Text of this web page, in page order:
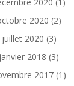
2020 (2)
juillet 2020 (3)
janvier 2018 (3)
2017(1)